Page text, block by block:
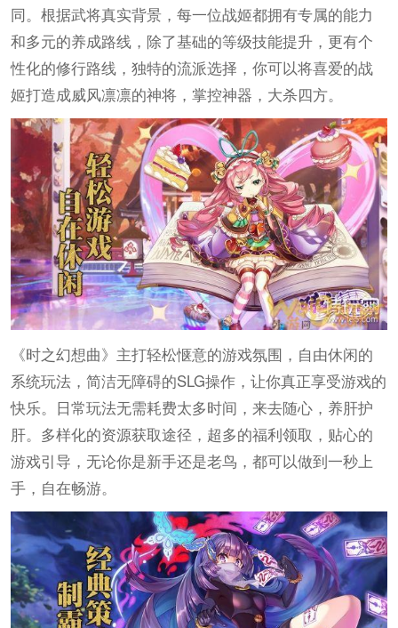
同。根据武将真实背景，每一位战姬都拥有专属的能力
和多元的养成路线，除了基础的等级技能提升，更有个
性化的修行路线，独特的流派选择，你可以将喜爱的战
姬打造成威风凛凛的神将，掌控神器，大杀四方。
《时之幻想曲》主打轻松惬意的游戏氛围，自由休闲的
系统玩法，简洁无障碍的SLG操作，让你真正享受游戏的
快乐。日常玩法无需耗费太多时间，来去随心，养肝护
肝。多样化的资源获取途径，超多的福利领取，贴心的
游戏引导，无论你是新手还是老鸟，都可以做到一秒上
手，自在畅游。